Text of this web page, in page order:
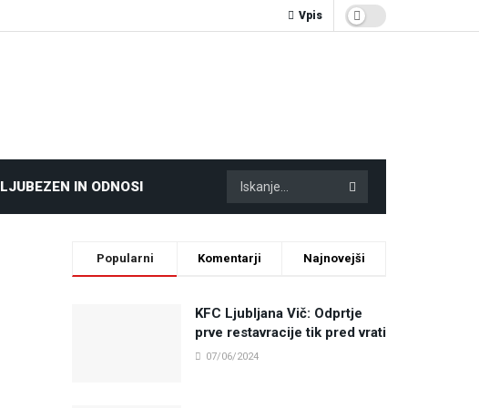
Vpis
LJUBEZEN IN ODNOSI
Popularni Komentarji Najnovejši
KFC Ljubljana Vič: Odprtje
prve restavracije tik pred vrati
07/06/2024